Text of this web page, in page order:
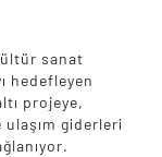
sanat
hedefleyen
projeye,
giderleri